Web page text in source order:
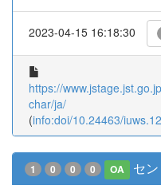
2023-04-15 16:18:30
https://
char/ja/
(info:doi/10.24463/
1 0 0 0 OA セ